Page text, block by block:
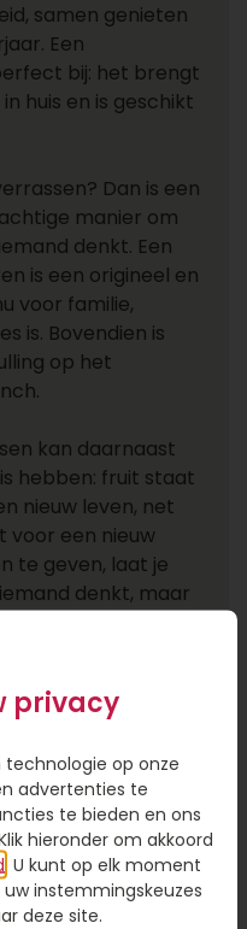
samen genieten
Een
bij: het brengt
huis en is geschikt
Dan is een
manier om
denkt. Een
is een origineel en
voor familie,
is. Bovendien is
op het
kan daarnaast
hebben: fruit staat
nieuw leven, net
voor een nieuw
te geven, laat je
denkt, maar
naar
relaties
sturen naar
Dan is een
keuze.
als blijk van
privacy
technologie op onze
advertenties te
te bieden en ons
hieronder om akkoord
. U kunt op elk moment
instemmingskeuzes
deze site.